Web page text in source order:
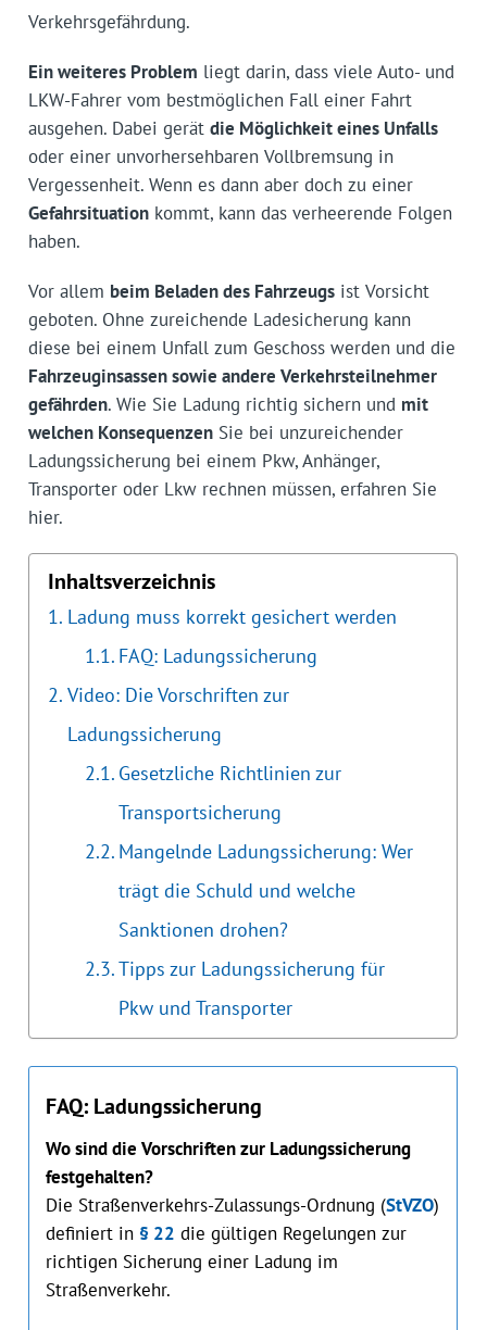
Verkehrsgefährdung.
Ein weiteres Problem liegt darin, dass viele Auto- und
LKW-Fahrer vom bestmöglichen Fall einer Fahrt
ausgehen. Dabei gerät die Möglichkeit eines Unfalls
oder einer unvorhersehbaren Vollbremsung in
Vergessenheit. Wenn es dann aber doch zu einer
Gefahrsituationkommt, kann das verheerende Folgen
haben.
Vor allem beim Beladen des Fahrzeugsist Vorsicht
geboten. Ohne zureichende Ladesicherung kann
diese bei einem Unfall zum Geschoss werden und die
Fahrzeuginsassen sowie andere Verkehrsteilnehmer
gefährden. Wie Sie Ladung richtig sichern und mit
welchen KonsequenzenSie bei unzureichender
Ladungssicherung bei einem Pkw, Anhänger,
Transporter oder Lkw rechnen müssen, erfahren Sie
hier.
Inhaltsverzeichnis
Ladung muss korrekt gesichert werden
FAQ: Ladungssicherung
Video: Die Vorschriften zur
Ladungssicherung
Gesetzliche Richtlinien zur
Transportsicherung
Mangelnde Ladungssicherung: Wer
trägt die Schuld und welche
Sanktionen drohen?
Tipps zur Ladungssicherung für
Pkw und Transporter
FAQ: Ladungssicherung
Wo sind die Vorschriften zur Ladungssicherung
festgehalten?
Die Straßenverkehrs-Zulassungs-Ordnung (StVZO)
definiert in § 22 die gültigen Regelungen zur
richtigen Sicherung einer Ladung im
Straßenverkehr.